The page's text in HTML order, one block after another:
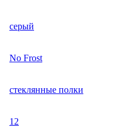
серый
No Frost
стеклянные полки
12